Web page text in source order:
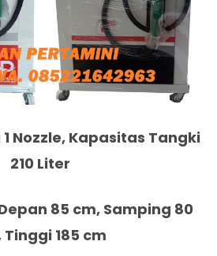
Nozzle, Kapasitas Tangki
210 Liter
85 cm, Samping 80
Tinggi 185 cm